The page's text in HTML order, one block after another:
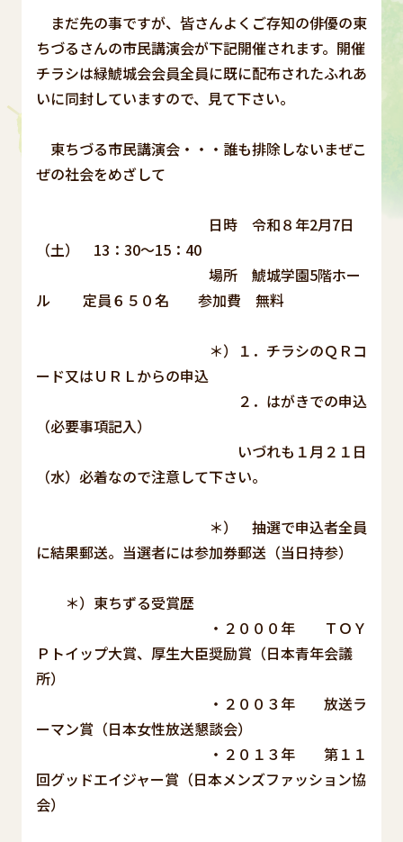
まだ先の事ですが、皆さんよくご存知の俳優の東
ちづるさんの市民講演会が下記開催されます。開催
チラシは緑鯱城会会員全員に既に配布されたふれあ
いに同封していますので、見て下さい。
東ちづる市民講演会・・・誰も排除しないまぜこ
ぜの社会をめざして
日時 令和８年2月7日
（土） 13：30～15：40
場所 鯱城学園5階ホー
ル 定員６５０名 参加費 無料
＊）１．チラシのＱＲコ
ード又はＵＲＬからの申込
２．はがきでの申込
（必要事項記入）
いづれも１月２１日
（水）必着なので注意して下さい。
＊） 抽選で申込者全員
に結果郵送。当選者には参加券郵送（当日持参）
＊）東ちずる受賞歴
・２０００年 ＴＯＹ
Ｐトイップ大賞、厚生大臣奨励賞（日本青年会議
所）
・２００３年 放送ラ
ーマン賞（日本女性放送懇談会）
・２０１３年 第１１
回グッドエイジャー賞（日本メンズファッション協
会）